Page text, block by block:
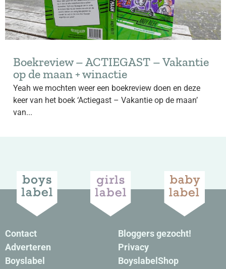
Boekreview – ACTIEGAST – Vakantie
op de maan + winactie
Yeah we mochten weer een boekreview doen en deze
keer van het boek ‘Actiegast – Vakantie op de maan’
van...
Contact
Adverteren
Boyslabel
Bloggers gezocht!
Privacy
BoyslabelShop